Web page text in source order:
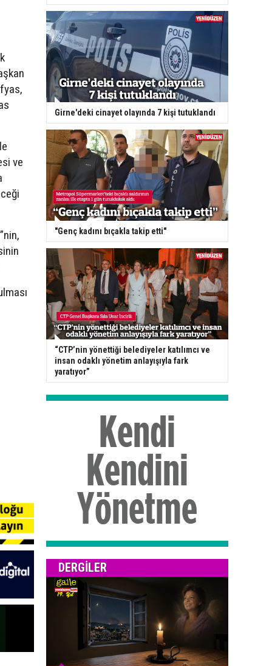
ve
Girne'deki cinayet olayında 7 kişi tutuklandı
"Genç kadını bıçakla takip etti"
“CTP’nin yönettiği belediyeler katılımcı ve
insan odaklı yönetim anlayışıyla fark
yaratıyor”
DERGILER